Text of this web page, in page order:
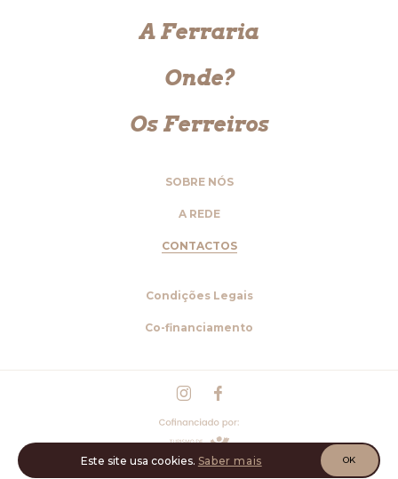
A Ferraria
Onde?
Os Ferreiros
SOBRE NÓS
A REDE
CONTACTOS
Condições Legais
Co-financiamento
Este site usa cookies. Saber mais OK